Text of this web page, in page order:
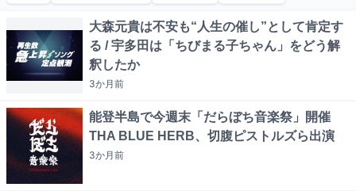
大森元貴は不安も“人生の催し”として肯定す
る / 宇多田は「ちびまる子ちゃん」をどう解
釈したか
3か月前
能登半島で今週末「だらぼち音楽祭」開催
THA BLUE HERB、切腹ピストルズら出演
3か月前